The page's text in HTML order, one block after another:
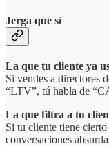
Jerga que sí
La que tu cliente ya
Si vendes a directores
“LTV”, tú habla de
La que filtra a tu
Si tu cliente tiene
conversaciones